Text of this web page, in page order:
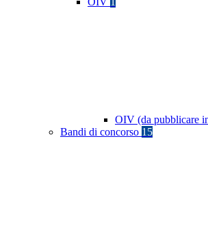
OIV (da pubblicare
Bandi di concorso 15